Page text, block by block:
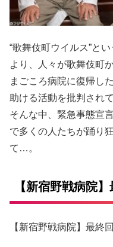
“歌舞伎町ウイルス”と
より、人々が歌舞伎町
まごころ病院に復帰し
助ける活動を批判され
そんな中、緊急事態宣
で多くの人たちが踊り
て…。
【新宿野戦病院
【新宿野戦病院】最終